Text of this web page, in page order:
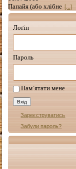
Папайя (або хлібне [...]
Лоґін
Пароль
Пам`ятати мене
Зареєструватись
Забули пароль?